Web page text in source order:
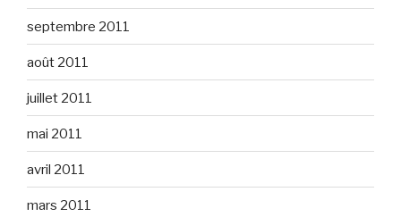
septembre 2011
août 2011
juillet 2011
mai 2011
avril 2011
mars 2011